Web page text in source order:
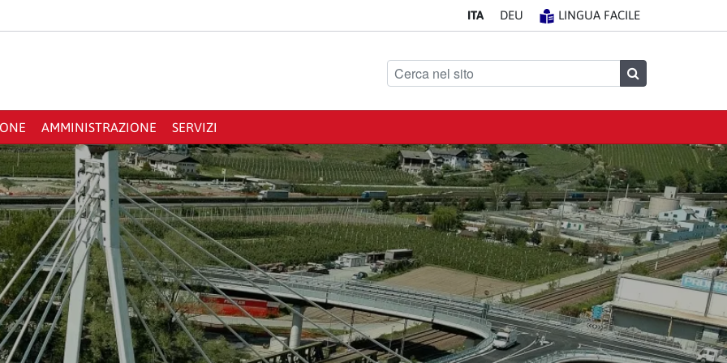
ITA DEU LINGUA FACILE
Cerca nel sito
AMMINISTRAZIONE SERVIZI